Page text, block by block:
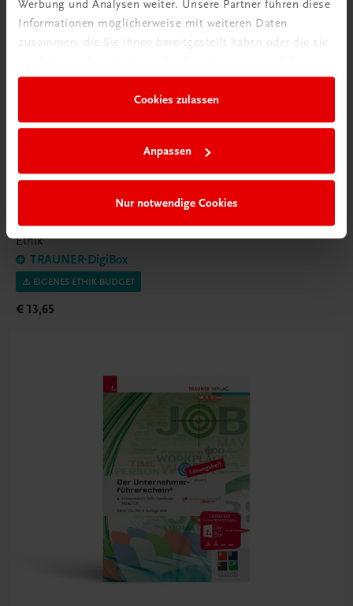
Werbung und Analysen weiter. Unsere Partner führen diese
Informationen möglicherweise mit weiteren Daten
zusammen, die Sie ihnen bereitgestellt haben oder die sie
Cookies zulassen
Anpassen
Nur notwendige Cookies
Vielfalt (er)leben 2 – Ethik 2 BMS
Ethik
TRAUNER-DigiBox
⚠️ EIGENES ETHIK-BUDGET
€ 13,65